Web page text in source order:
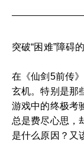
突破“困难”障
在《仙剑5前传
玄机。特别是那
游戏中的终极考
总是费尽心思，
是什么原因？又